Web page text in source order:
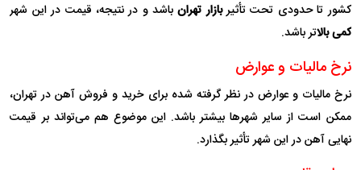
کشور تا حدودی تحت تأثیربازار تهرانباشد و در نتیجه، قیمت در این شهر
کمی بالاتر باشد.
نرخ مالیات و عوارض
نرخ مالیات و عوارض در نظر گرفته شده برای خرید و فروش آهن در تهران،
ممکن است از سایر شهرها بیشتر باشد. این موضوع هم می‌تواند بر قیمت
نهایی آهن در این شهر تأثیر بگذارد.